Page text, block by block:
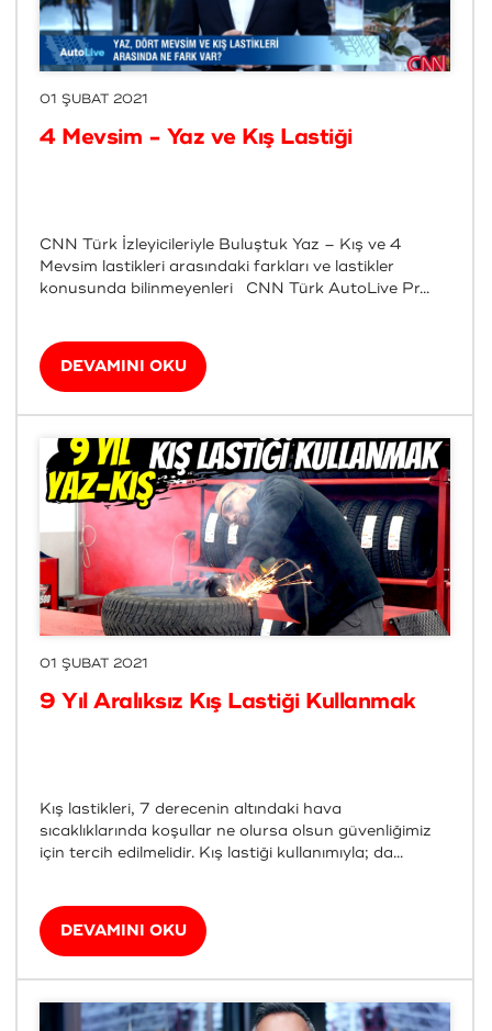
01 ŞUBAT 2021
4 Mevsim - Yaz ve Kış Lastiği
CNN Türk İzleyicileriyle Buluştuk Yaz – Kış ve 4
Mevsim lastikleri arasındaki farkları ve lastikler
konusunda bilinmeyenleri CNN Türk AutoLive Pr...
DEVAMINI OKU
01 ŞUBAT 2021
9 Yıl Aralıksız Kış Lastiği Kullanmak
Kış lastikleri, 7 derecenin altındaki hava
sıcaklıklarında koşullar ne olursa olsun güvenliğimiz
için tercih edilmelidir. Kış lastiği kullanımıyla; da...
DEVAMINI OKU